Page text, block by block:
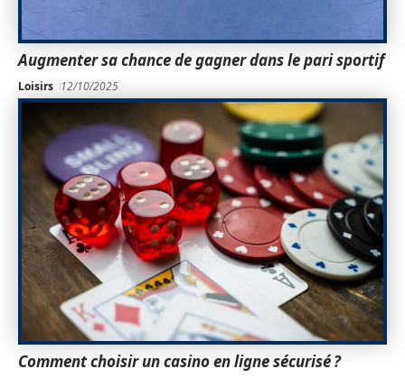
Augmenter sa chance de gagner dans le pari sportif
Loisirs 12/10/2025
Comment choisir un casino en ligne sécurisé ?